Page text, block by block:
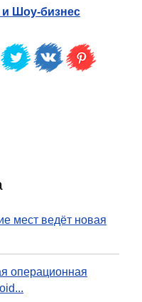
Шоу-бизнес
мест ведёт новая
операционная